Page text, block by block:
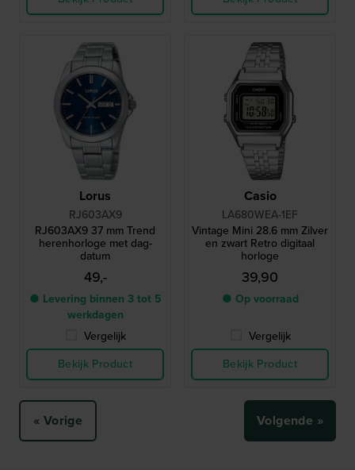
Lorus
RJ603AX9
RJ603AX9 37 mm Trend
herenhorloge met dag-
datum
49,-
● Levering binnen 3 tot 5
werkdagen
Vergelijk
Bekijk Product
Casio
LA680WEA-1EF
Vintage Mini 28.6 mm Zilver
en zwart Retro digitaal
horloge
39,90
● Op voorraad
Vergelijk
Bekijk Product
« Vorige Volgende »